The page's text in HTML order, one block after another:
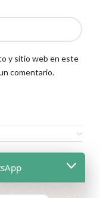
y sitio web en este
comentario.